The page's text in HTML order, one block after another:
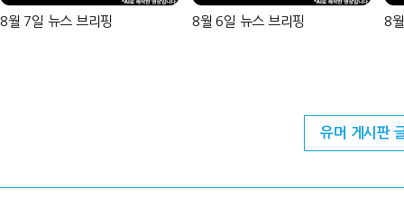
8월 7일 뉴스 브리핑 8월 6일 뉴스 브리핑 8
유머 게시판